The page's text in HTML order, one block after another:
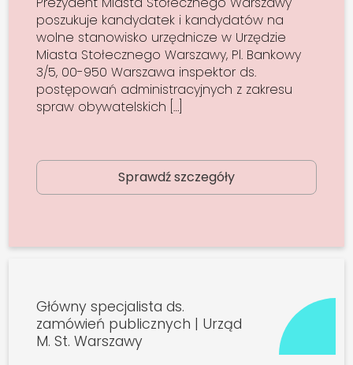
poszukuje kandydatek i kandydatów na
wolne stanowisko urzędnicze w Urzędzie
Miasta Stołecznego Warszawy, Pl. Bankowy
3/5, 00-950 Warszawa inspektor ds.
postępowań administracyjnych z zakresu
spraw obywatelskich […]
Sprawdź szczegóły
Główny specjalista ds.
zamówień publicznych | Urząd
M. St. Warszawy